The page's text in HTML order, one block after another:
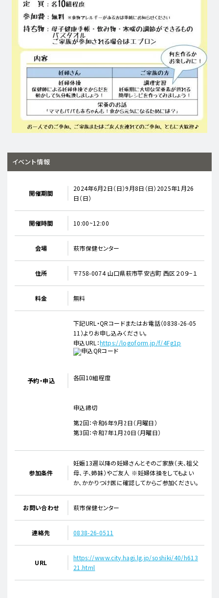
イベント情報
開催期間
2024年6月2日（日）9月8日（日）2025年1月26
日（日）
開催時間 10:00~12:00
会場 萩市保健センター
住所 〒758-0074 山口県萩市平安古町 西区２０９−１
料金 無料
予約・申込
下記URL・QRコードまたはお電話（0838-26-05
11）よりお申し込みください。
申込URL：https://logoform.jp/f/4Fg1p
各回10組程度
申込締切
第2回：令和6年9月2日（月曜日）
第3回：令和7年1月20日（月曜日）
参加条件
妊娠13週以降の妊婦さんとそのご家族（夫、祖父
母、子、姉妹）やご友人 ※妊婦体操をしてもよい
か、かかりつけ医に確認してからご参加ください。
お問い合わせ 萩市保健センター
連絡先 0838-26-0511
URL
https://www.city.hagi.lg.jp/soshiki/40/h613
21.html